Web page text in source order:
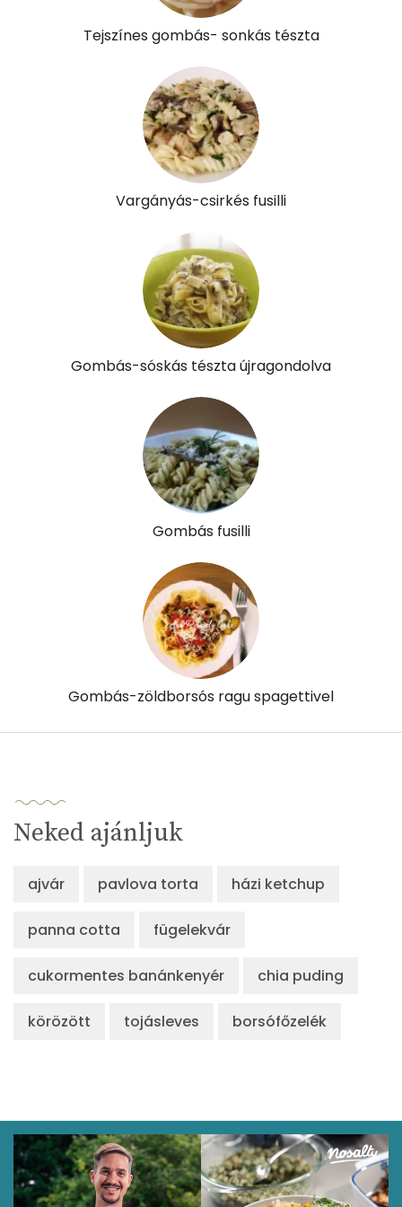
Tejszínes gombás- sonkás tészta
Vargányás-csirkés fusilli
Gombás-sóskás tészta újragondolva
Gombás fusilli
Gombás-zöldborsós ragu spagettivel
Neked ajánljuk
ajvár pavlova torta házi ketchup
panna cotta fügelekvár
cukormentes banánkenyér chia puding
körözött tojásleves borsófőzelék